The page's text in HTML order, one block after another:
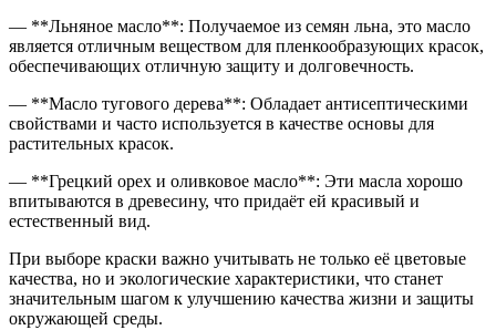
— **Льняное масло**: Получаемое из семян льна, это масло
является отличным веществом для пленкообразующих красок,
обеспечивающих отличную защиту и долговечность.
— **Масло тугового дерева**: Обладает антисептическими
свойствами и часто используется в качестве основы для
растительных красок.
— **Грецкий орех и оливковое масло**: Эти масла хорошо
впитываются в древесину, что придаёт ей красивый и
естественный вид.
При выборе краски важно учитывать не только её цветовые
качества, но и экологические характеристики, что станет
значительным шагом к улучшению качества жизни и защиты
окружающей среды.